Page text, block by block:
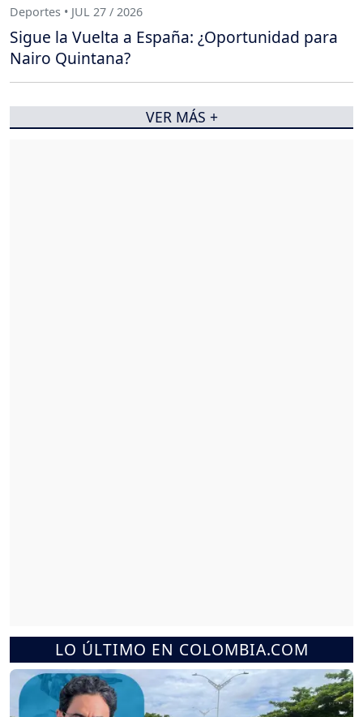
LO ÚLTIMO EN COLOMBIA.COM
Deportes • JUL 27 / 2026
Sigue la Vuelta a España: ¿Oportunidad para
Nairo Quintana?
VER MÁS +